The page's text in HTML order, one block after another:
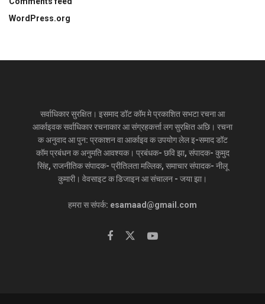
WordPress.org
सर्वाधिकार सुरक्षित। इसमाद डॉट कॉम मे प्रकाशित सभटा रचना आ
आर्काइवक सर्वाधिकार रचनाकार आ संग्रहकर्त्ता लग सुरक्षित अछि। रचना
क अनुवाद आ पुन: प्रकाशन वा आर्काइव क उपयोग लेल इ-समाद डॉट
कॉम प्रबंधन क अनुमति आवश्यक। प्रबंधक- छवि झा, संपादक- कुमुद
सिंह, राजनीतिक संपादक- प्रीतिलता मल्लिक, समाचार संपादक- नीलू
कुमारी। वेवसाइट क डिजाइन आ संचालन - जया झा।
हमरा स संपर्क: esamaad@gmail.com